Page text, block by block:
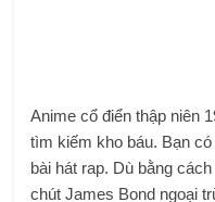
Anime cổ điển thập niên
tìm kiếm kho báu. Bạn
bài hát rap. Dù bằng
chút James Bond ngoại